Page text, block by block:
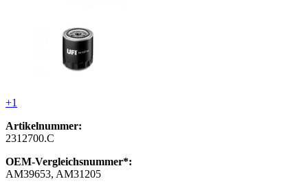
+1
Artikelnummer:
2312700.C
OEM-Vergleichsnummer*:
AM39653, AM31205